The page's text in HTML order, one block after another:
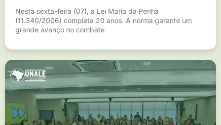
Nesta sexta-feira (07), a Lei Maria da Penha
(11.340/2006) completa 20 anos. A norma garante um
grande avanço no combate